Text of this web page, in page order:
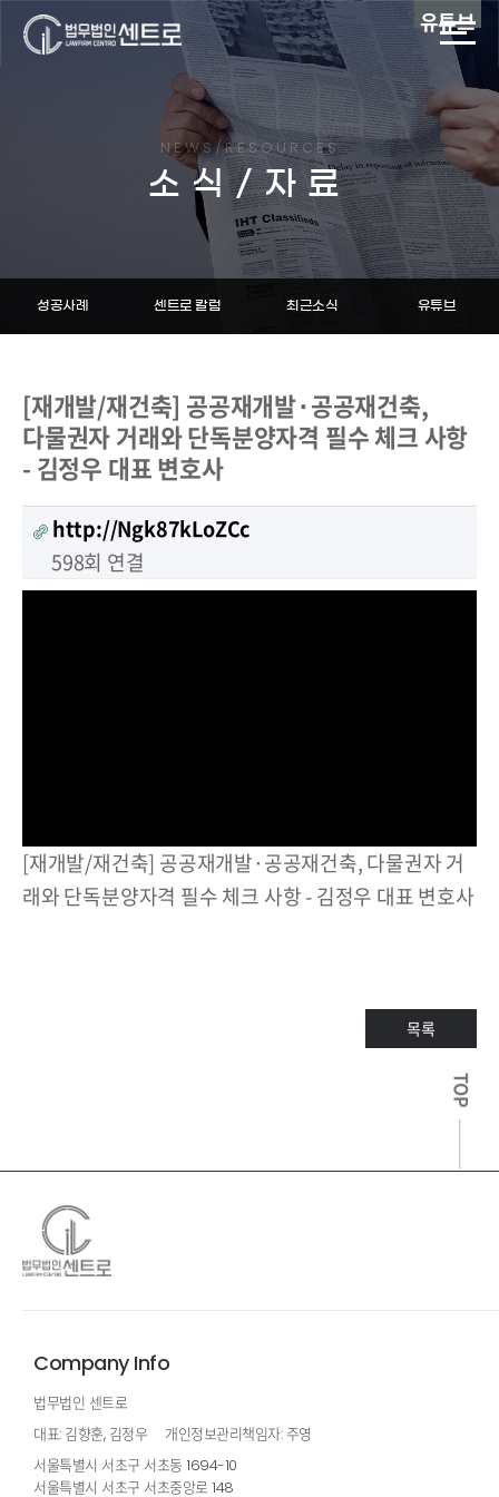
NEWS/RESOURCES
소식/자료
성공사례 센트로 칼럼 최근소식 유튜브
유튜브
[재개발/재건축] 공공재개발·공공재건축,
다물권자 거래와 단독분양자격 필수 체크 사항
- 김정우 대표 변호사
http://Ngk87kLoZCc
598회 연결
[재개발/재건축] 공공재개발·공공재건축, 다물권자 거
래와 단독분양자격 필수 체크 사항 - 김정우 대표 변호사
목록
Company Info
법무법인 센트로
대표: 김향훈, 김정우
개인정보관리책임자: 주영
서울특별시 서초구 서초동 1694-10
서울특별시 서초구 서초중앙로 148
TOP